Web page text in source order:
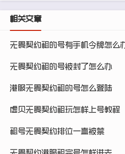
相关文章
无畏契约租的号有手机令牌怎么
无畏契约租的号被封了怎么办
港服无畏契约租的号怎么登陆
虚贝无畏契约租玩怎样上号教程
租号无畏契约排位一直被禁